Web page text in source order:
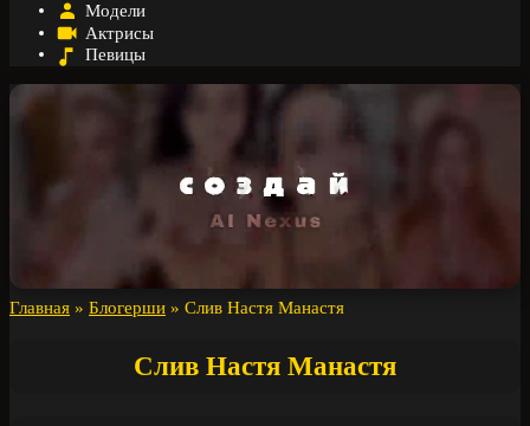
Модели
Актрисы
Певицы
Главная » Блогерши » Слив Настя Манастя
Слив Настя Манастя